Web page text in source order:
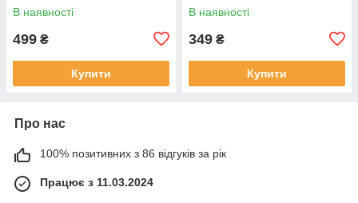
В наявності
499 ₴
Купити
В наявності
349 ₴
Купити
Про нас
100% позитивних з 86 відгуків за рік
Працює з 11.03.2024